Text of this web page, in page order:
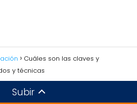
Cuáles son las claves y
y técnicas
Subir